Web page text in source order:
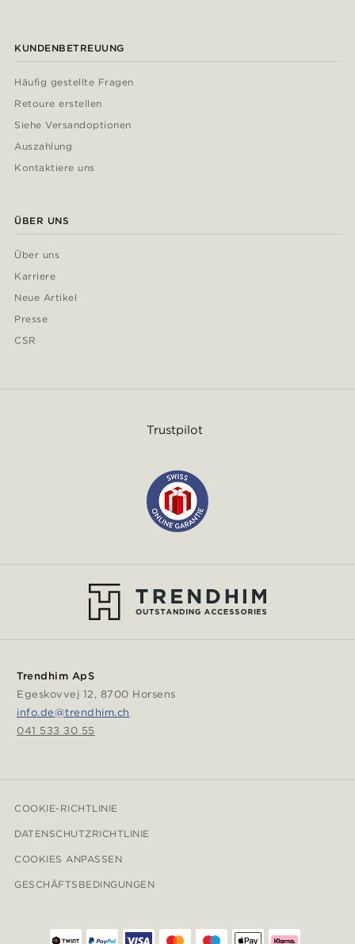
KUNDENBETREUUNG
Häufig gestellte Fragen
Retoure erstellen
Siehe Versandoptionen
Auszahlung
Kontaktiere uns
ÜBER UNS
Über uns
Karriere
Neue Artikel
Presse
CSR
Trustpilot
Trendhim ApS
Egeskovvej 12, 8700 Horsens
info.de@trendhim.ch
041 533 30 55
COOKIE-RICHTLINIE
DATENSCHUTZRICHTLINIE
COOKIES ANPASSEN
GESCHÄFTSBEDINGUNGEN